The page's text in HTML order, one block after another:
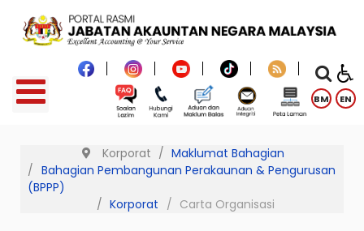
BM EN
Korporat
Maklumat Bahagian
Bahagian Pembangunan Perakaunan & Pengurusan
(BPPP)
Korporat
Carta Organisasi